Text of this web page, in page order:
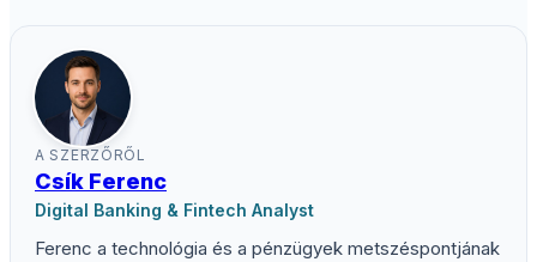
A SZERZŐRŐL
Csík Ferenc
Digital Banking & Fintech Analyst
Ferenc a technológia és a pénzügyek metszéspontjának